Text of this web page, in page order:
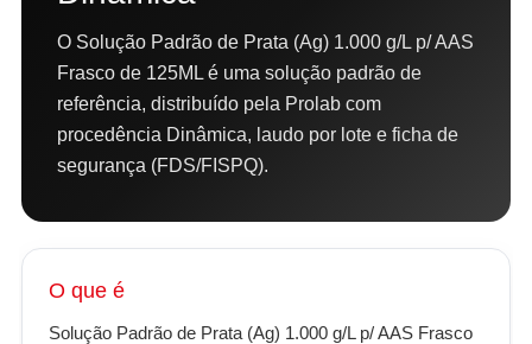
O Solução Padrão de Prata (Ag) 1.000 g/L p/ AAS
Frasco de 125ML é uma solução padrão de
referência, distribuído pela Prolab com
procedência Dinâmica, laudo por lote e ficha de
segurança (FDS/FISPQ).
O que é
Solução Padrão de Prata (Ag) 1.000 g/L p/ AAS Frasco